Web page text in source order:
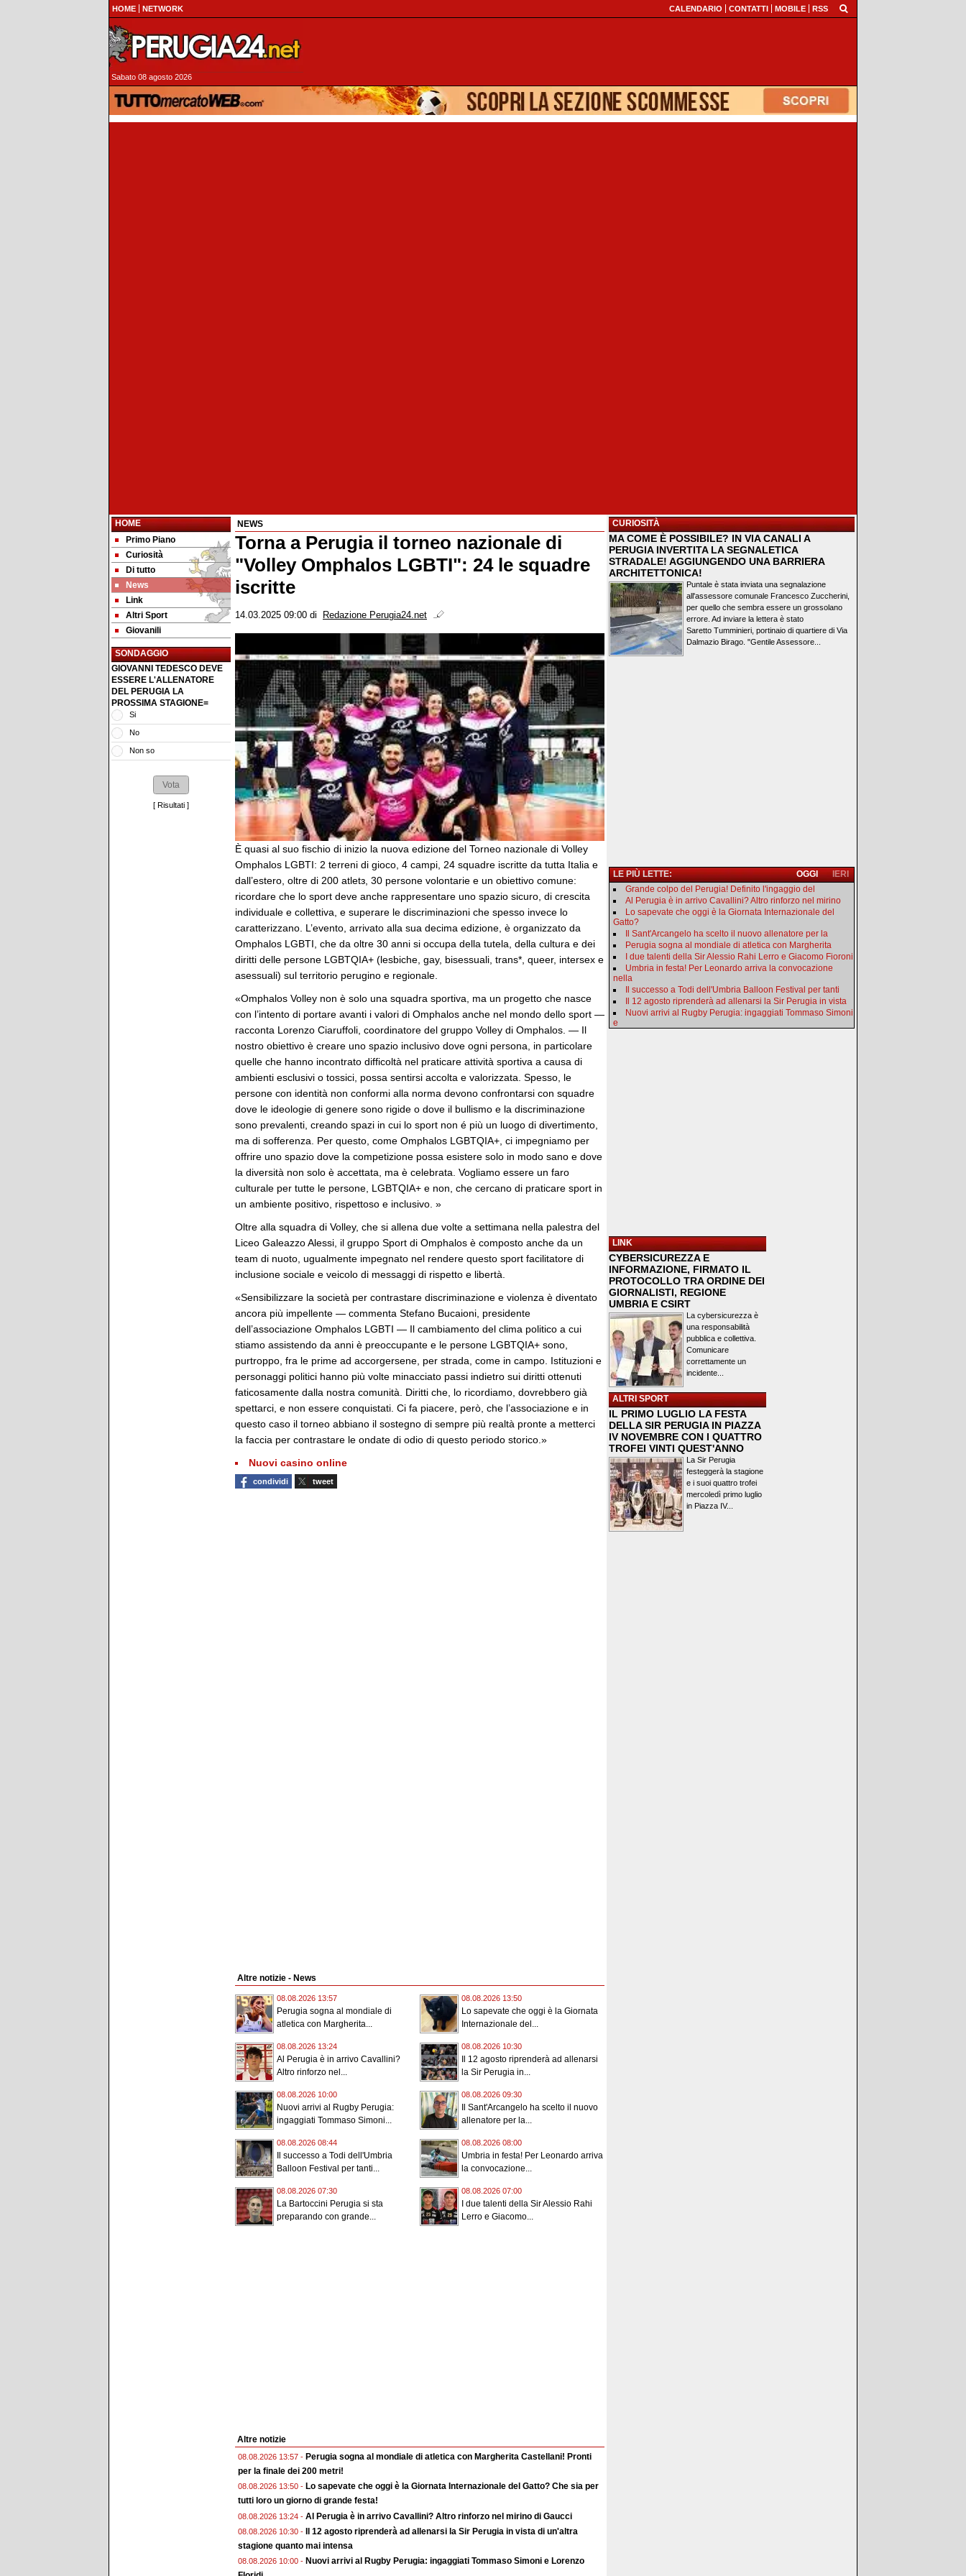
HOME NETWORK CALENDARIO CONTATTI MOBILE RSS
Sabato 08 agosto 2026
HOME
Primo Piano
Curiosità
Di tutto
News
Link
Altri Sport
Giovanili
SONDAGGIO
GIOVANNI TEDESCO DEVE
ESSERE L'ALLENATORE
DEL PERUGIA LA
PROSSIMA STAGIONE=
Si
No
Non so
[ Risultati ]
NEWS
Torna a Perugia il torneo nazionale di
"Volley Omphalos LGBTI": 24 le squadre
iscritte
14.03.2025 09:00 di Redazione Perugia24.net
È quasi al suo fischio di inizio la nuova edizione del Torneo nazionale di Volley
Omphalos LGBTI: 2 terreni di gioco, 4 campi, 24 squadre iscritte da tutta Italia e
dall’estero, oltre di 200 atletз, 30 persone volontarie e un obiettivo comune:
ricordare che lo sport deve anche rappresentare uno spazio sicuro, di crescita
individuale e collettiva, e superare le discriminazioni che spesso invece lo
caratterizzano. L’evento, arrivato alla sua decima edizione, è organizzato da
Omphalos LGBTI, che da oltre 30 anni si occupa della tutela, della cultura e dei
diritti delle persone LGBTQIA+ (lesbiche, gay, bisessuali, trans*, queer, intersex e
asessuali) sul territorio perugino e regionale.
«Omphalos Volley non è solo una squadra sportiva, ma un progetto che nasce
con l’intento di portare avanti i valori di Omphalos anche nel mondo dello sport —
racconta Lorenzo Ciaruffoli, coordinatore del gruppo Volley di Omphalos. — Il
nostro obiettivo è creare uno spazio inclusivo dove ogni persona, in particolare
quelle che hanno incontrato difficoltà nel praticare attività sportiva a causa di
ambienti esclusivi o tossici, possa sentirsi accolta e valorizzata. Spesso, le
persone con identità non conformi alla norma devono confrontarsi con squadre
dove le ideologie di genere sono rigide o dove il bullismo e la discriminazione
sono prevalenti, creando spazi in cui lo sport non é più un luogo di divertimento,
ma di sofferenza. Per questo, come Omphalos LGBTQIA+, ci impegniamo per
offrire uno spazio dove la competizione possa esistere solo in modo sano e dove
la diversità non solo è accettata, ma è celebrata. Vogliamo essere un faro
culturale per tutte le persone, LGBTQIA+ e non, che cercano di praticare sport in
un ambiente positivo, rispettoso e inclusivo. »
Oltre alla squadra di Volley, che si allena due volte a settimana nella palestra del
Liceo Galeazzo Alessi, il gruppo Sport di Omphalos è composto anche da un
team di nuoto, ugualmente impegnato nel rendere questo sport facilitatore di
inclusione sociale e veicolo di messaggi di rispetto e libertà.
«Sensibilizzare la società per contrastare discriminazione e violenza è diventato
ancora più impellente — commenta Stefano Bucaioni, presidente
dell’associazione Omphalos LGBTI — Il cambiamento del clima politico a cui
stiamo assistendo da anni è preoccupante e le persone LGBTQIA+ sono,
purtroppo, fra le prime ad accorgersene, per strada, come in campo. Istituzioni e
personaggi politici hanno più volte minacciato passi indietro sui diritti ottenuti
faticosamente dalla nostra comunità. Diritti che, lo ricordiamo, dovrebbero già
spettarci, e non essere conquistati. Ci fa piacere, però, che l’associazione e in
questo caso il torneo abbiano il sostegno di sempre più realtà pronte a metterci
la faccia per contrastare le ondate di odio di questo periodo storico.»
Nuovi casino online
condividi tweet
Altre notizie - News
08.08.2026 13:57
Perugia sogna al mondiale di
atletica con Margherita...
08.08.2026 13:50
Lo sapevate che oggi è la Giornata
Internazionale del...
08.08.2026 13:24
Al Perugia è in arrivo Cavallini?
Altro rinforzo nel...
08.08.2026 10:30
Il 12 agosto riprenderà ad allenarsi
la Sir Perugia in...
08.08.2026 10:00
Nuovi arrivi al Rugby Perugia:
ingaggiati Tommaso Simoni...
08.08.2026 09:30
Il Sant'Arcangelo ha scelto il nuovo
allenatore per la...
08.08.2026 08:44
Il successo a Todi dell'Umbria
Balloon Festival per tanti...
08.08.2026 08:00
Umbria in festa! Per Leonardo arriva
la convocazione...
08.08.2026 07:30
La Bartoccini Perugia si sta
preparando con grande...
08.08.2026 07:00
I due talenti della Sir Alessio Rahi
Lerro e Giacomo...
Altre notizie
08.08.2026 13:57 - Perugia sogna al mondiale di atletica con Margherita Castellani! Pronti
per la finale dei 200 metri!
08.08.2026 13:50 - Lo sapevate che oggi è la Giornata Internazionale del Gatto? Che sia per
tutti loro un giorno di grande festa!
08.08.2026 13:24 - Al Perugia è in arrivo Cavallini? Altro rinforzo nel mirino di Gaucci
08.08.2026 10:30 - Il 12 agosto riprenderà ad allenarsi la Sir Perugia in vista di un'altra
stagione quanto mai intensa
08.08.2026 10:00 - Nuovi arrivi al Rugby Perugia: ingaggiati Tommaso Simoni e Lorenzo
CURIOSITÀ
MA COME È POSSIBILE? IN VIA CANALI A
PERUGIA INVERTITA LA SEGNALETICA
STRADALE! AGGIUNGENDO UNA BARRIERA
ARCHITETTONICA!
Puntale è stata inviata una segnalazione
all'assessore comunale Francesco Zuccherini,
per quello che sembra essere un grossolano
errore. Ad inviare la lettera è stato
Saretto Tumminieri, portinaio di quartiere di Via
Dalmazio Birago. "Gentile Assessore...
LE PIÙ LETTE: IERI
OGGI
Grande colpo del Perugia! Definito l'ingaggio del
Al Perugia è in arrivo Cavallini? Altro rinforzo nel mirino
Lo sapevate che oggi è la Giornata Internazionale del
Gatto?
Il Sant'Arcangelo ha scelto il nuovo allenatore per la
Perugia sogna al mondiale di atletica con Margherita
I due talenti della Sir Alessio Rahi Lerro e Giacomo Fioroni
Umbria in festa! Per Leonardo arriva la convocazione
nella
Il successo a Todi dell'Umbria Balloon Festival per tanti
Il 12 agosto riprenderà ad allenarsi la Sir Perugia in vista
Nuovi arrivi al Rugby Perugia: ingaggiati Tommaso Simoni
e
LINK
CYBERSICUREZZA E
INFORMAZIONE, FIRMATO IL
PROTOCOLLO TRA ORDINE DEI
GIORNALISTI, REGIONE
UMBRIA E CSIRT
La cybersicurezza è
una responsabilità
pubblica e collettiva.
Comunicare
correttamente un
incidente...
ALTRI SPORT
IL PRIMO LUGLIO LA FESTA
DELLA SIR PERUGIA IN PIAZZA
IV NOVEMBRE CON I QUATTRO
TROFEI VINTI QUEST'ANNO
La Sir Perugia
festeggerà la stagione
e i suoi quattro trofei
mercoledì primo luglio
in Piazza IV...